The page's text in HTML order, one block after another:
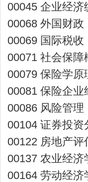
00045 企业经济
00068 外国财政
00069 国际税收
00071 社会保障
00079 保险学原
00081 保险企业
00086 风险管理
00104 证券投资
00122 房地产评
00137 农业经济
00164 劳动经济